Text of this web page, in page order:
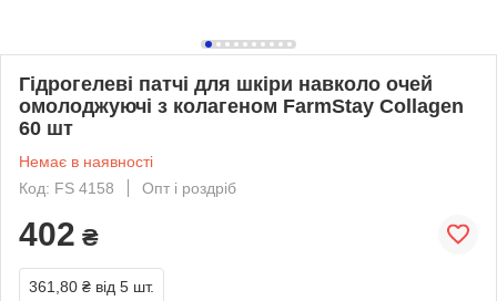
Гідрогелеві патчі для шкіри навколо очей
омолоджуючі з колагеном FarmStay Collagen
60 шт
Немає в наявності
Код: FS 4158
Опт і роздріб
402 ₴
361,80 ₴ від 5 шт.